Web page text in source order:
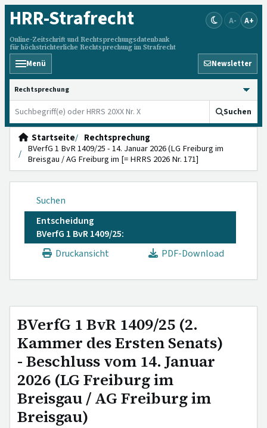
HRR-Strafrecht
Online-Zeitschrift und Rechtsprechungsdatenbank
für höchstrichterliche Rechtsprechung im Strafrecht
A- A+
Menü Newsletter
HRRS durchsuchen
Suchen
Startseite
Rechtsprechung
BVerfG 1 BvR 1409/25 - 14. Januar 2026 (LG Freiburg im
Breisgau / AG Freiburg im [= HRRS 2026 Nr. 171]
Suchen
Entscheidung
BVerfG 1 BvR 1409/25:
Druckansicht
PDF-Download
BVerfG 1 BvR 1409/25 (2.
Kammer des Ersten Senats)
- Beschluss vom 14. Januar
2026 (LG Freiburg im
Breisgau / AG Freiburg im
Breisgau)